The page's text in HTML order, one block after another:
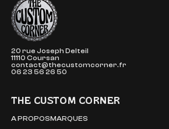
20 rue Joseph Delteil
11110 Coursan
contact@thecustomcorner.fr
06 23 56 26 50
THE CUSTOM CORNER
A PROPOSMARQUES